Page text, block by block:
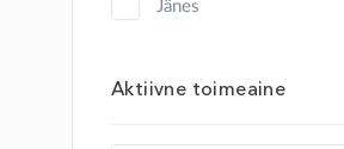
jänes
Aktiivne toimeaine